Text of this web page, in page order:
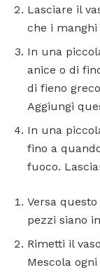
Lasciare il
che i
In una
anice o di
di fieno
Aggiungi
In una
fino a
fuoco.
Versa
pezzi siano
Rimetti il
Mescola